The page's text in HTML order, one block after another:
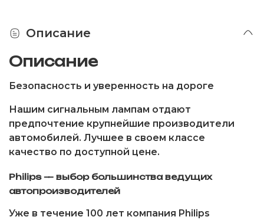
Описание
Описание
Безопасность и уверенность на дороге
Нашим сигнальным лампам отдают
предпочтение крупнейшие производители
автомобилей. Лучшее в своем классе
качество по доступной цене.
Philips — выбор большинства ведущих
автопроизводителей
Уже в течение 100 лет компания Philips